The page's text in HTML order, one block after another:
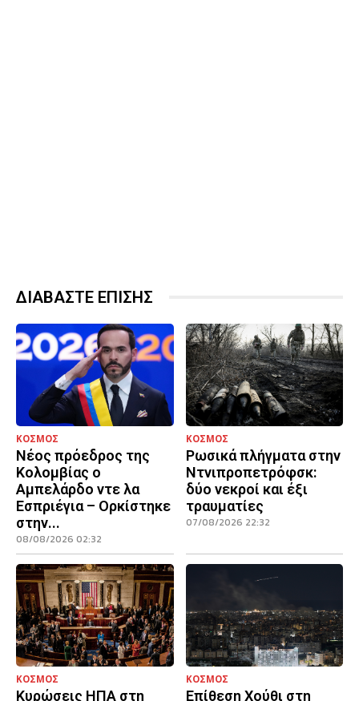
ΔΙΑΒΑΣΤΕ ΕΠΙΣΗΣ
ΚΟΣΜΟΣ
Νέος πρόεδρος της
Κολομβίας ο
Αμπελάρδο ντε λα
Εσπριέγια – Ορκίστηκε
στην...
08/08/2026 02:32
ΚΟΣΜΟΣ
Ρωσικά πλήγματα στην
Ντνιπροπετρόφσκ:
δύο νεκροί και έξι
τραυματίες
07/08/2026 22:32
ΚΟΣΜΟΣ
Κυρώσεις ΗΠΑ στη
ΚΟΣΜΟΣ
Επίθεση Χούθι στη